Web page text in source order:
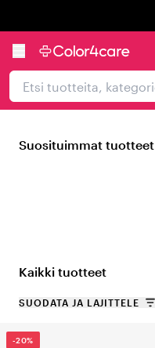
Suosituimmat tuotteet
Kaikki tuotteet
SUODATA JA LAJITTELE
-20%